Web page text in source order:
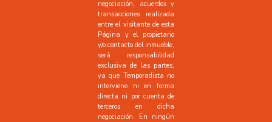
negociación, acuerdos y
transacciones realizada
entre el visitante de esta
Página y el propietario
y/o contacto del inmueble,
será responsabilidad
exclusiva de las partes,
ya que Temporadista no
interviene ni en forma
directa ni por cuenta de
terceros en dicha
negociación. En ningún